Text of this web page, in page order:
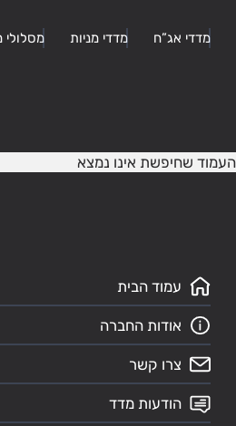
מדדי אג”ח מדדי מניות מסלולי
העמוד שחיפשת אינו נמצא
עמוד הבית
אודות החברה
צרו קשר
הודעות מדד